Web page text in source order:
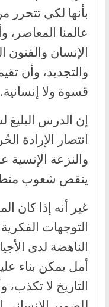
بأنها لكي تتحرر
عالمنا المعاصر،
الإنسان والفنون
والتجديد، وأن
قسوة ولا إنسانية.
إن الدرس
انتصار الإرادة
والنزعة الإنسية
ينقص شعوب
غير أنه إذا كان
التوجهات
الناهضة لدى
أمل يمكن بناء
التاريخ لا تكذب،